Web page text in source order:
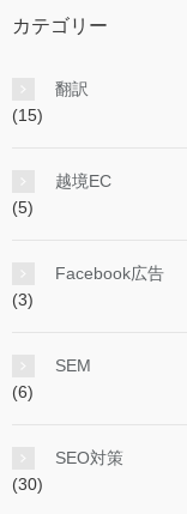
カテゴリー
翻訳
(15)
越境EC
(5)
Facebook広告
(3)
SEM
(6)
SEO対策
(30)